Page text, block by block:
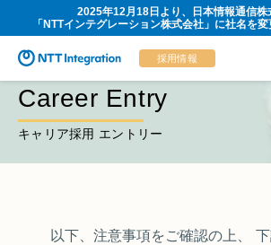
2025年12月18日より、日本情報通信株
「NTTインテグレーション株式会社」に社名を変
採用情報
Career Entry
キャリア採用 エントリー